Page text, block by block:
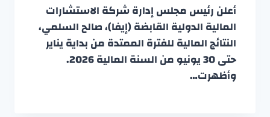
أعلن رئيس مجلس إدارة شركة الاستشارات
المالية الدولية القابضة (إيفا)، صالح السلمي،
النتائج المالية للفترة الممتدة من بداية يناير
حتى 30 يونيو من السنة المالية 2026.
وأظهرت…